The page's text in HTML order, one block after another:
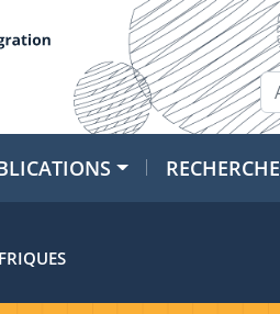
RECHERCHE